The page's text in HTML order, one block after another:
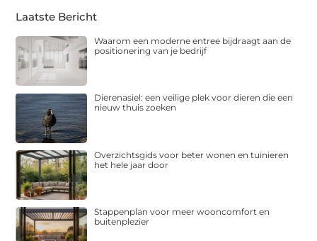
Laatste Bericht
Waarom een moderne entree bijdraagt aan de
positionering van je bedrijf
Dierenasiel: een veilige plek voor dieren die een
nieuw thuis zoeken
Overzichtsgids voor beter wonen en tuinieren
het hele jaar door
Stappenplan voor meer wooncomfort en
buitenplezier